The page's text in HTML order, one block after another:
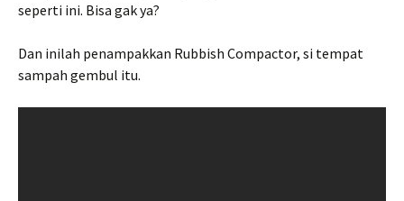
seperti ini. Bisa gak ya?
Dan inilah penampakkan Rubbish Compactor, si tempat
sampah gembul itu.